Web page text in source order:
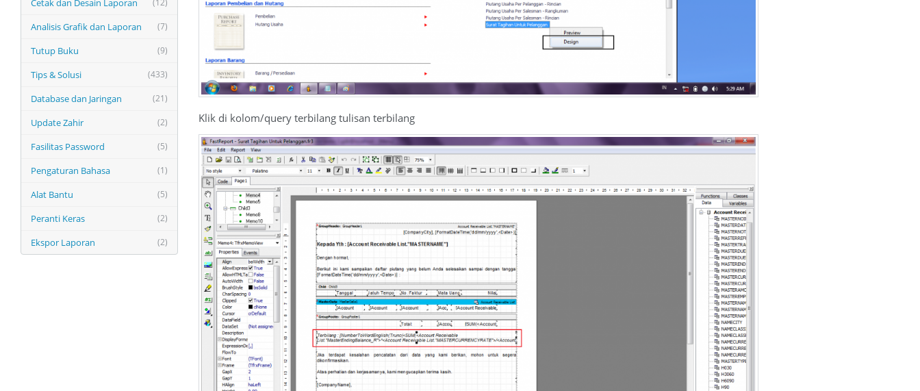
(12)
Cetak dan Desain Laporan
(7)
Analisis Grafik dan Laporan
(9)
Tutup Buku
(433)
Tips & Solusi
(21)
Database dan Jaringan
(2)
Update Zahir
(5)
Fasilitas Password
(1)
Pengaturan Bahasa
(5)
Alat Bantu
(2)
Peranti Keras
(2)
Ekspor Laporan
Klik di kolom/query terbilang tulisan terbilang